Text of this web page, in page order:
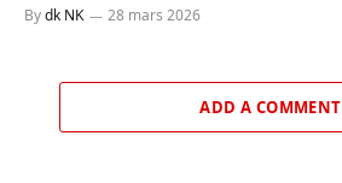
Bydk NK 28 mars 2026
ADD A COMMENT